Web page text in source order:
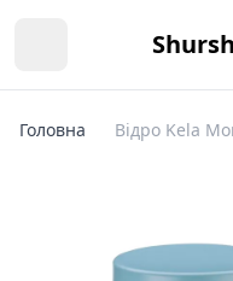
Головна Відро Kela